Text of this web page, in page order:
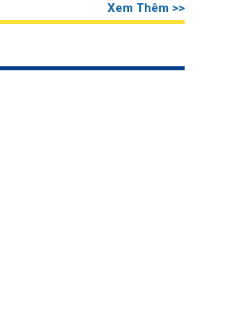
Xem Thêm >>